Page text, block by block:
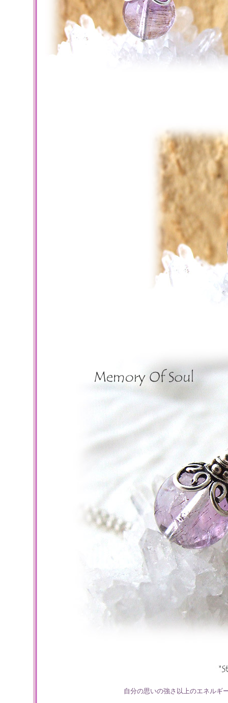
自分の思いの強さ以上のエネル